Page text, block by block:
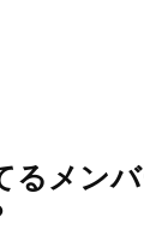
るメン